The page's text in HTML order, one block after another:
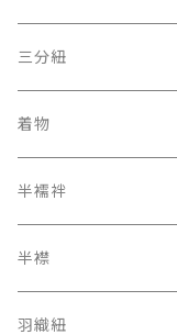
レトロ、アンティーク
レーシーちゃん
その他
三分紐
着物
オリジナルキモノ
アンティーク レトロ
半襦袢
二部式長襦袢
半襟
羽織紐